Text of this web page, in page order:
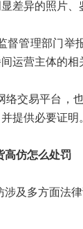
差异的照片、
理部门举报
运营主体的相
易平台，也
提供必要证
高仿怎么处罚
多方面法律